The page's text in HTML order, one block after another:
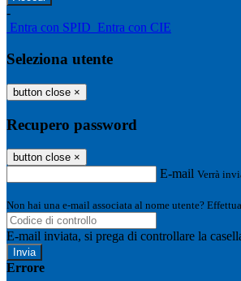
-
Entra con SPID Entra con CIE
Seleziona utente
button close ×
Recupero password
button close ×
E-mail Verrà
Non hai una e-mail associata al nome utente?
E-mail inviata, si prega di controllare la
Errore